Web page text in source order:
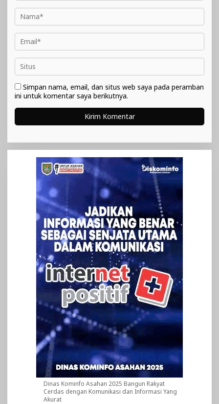
Simpan nama, email, dan situs web saya pada peramban
ini untuk komentar saya berikutnya.
Dinas Kominfo Asahan 2025 Bangun Rakyat
Cerdas dengan Komunikasi dan Informasi Yang
Akurat